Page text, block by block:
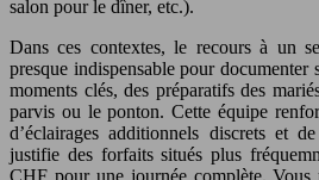
salon pour le dîner, etc.).
Dans ces contextes, le recours à un
presque indispensable pour documenter
moments clés, des préparatifs des
parvis ou le ponton. Cette équipe
d’éclairages additionnels discrets et
justifie des forfaits situés plus